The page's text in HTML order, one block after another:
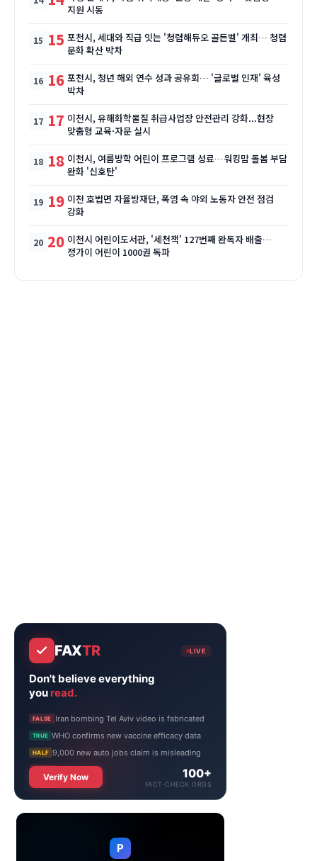
지원 시동
15 포천시, 세대와 직급 잇는 '청렴해듀오 골든벨' 개최… 청렴
문화 확산 박차
16 포천시, 청년 해외 연수 성과 공유회… '글로벌 인재' 육성
박차
17 이천시, 유해화학물질 취급사업장 안전관리 강화...현장
맞춤형 교육·자문 실시
18 이천시, 여름방학 어린이 프로그램 성료…워킹맘 돌봄 부담
완화 '신호탄'
19 이천 호법면 자율방재단, 폭염 속 야외 노동자 안전 점검
강화
20 이천시 어린이도서관, '세천책' 127번째 완독자 배출…
정가이 어린이 1000권 독파